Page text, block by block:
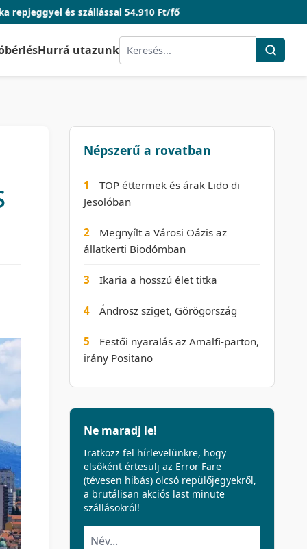
szállással 54.910 Ft/fő
Hurrá utazunk
Népszerű a rovatban
1
TOP éttermek és árak Lido di
Jesolóban
2
Megnyílt a Városi Oázis az
állatkerti Biodómban
3 Ikaria a hosszú élet titka
4 Ándrosz sziget, Görögország
5
Festői nyaralás az Amalfi-parton,
irány Positano
Ne maradj le!
Iratkozz fel hírlevelünkre, hogy
elsőként értesülj az Error Fare
(tévesen hibás) olcsó repülőjegyekről,
a brutálisan akciós last minute
szállásokról!